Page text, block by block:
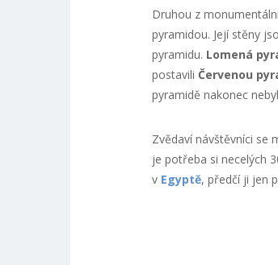
Druhou z
pyramidou. Její stěny
pyramidu. Lomená
postavili Červenou
pyramidě nakonec
Zvědaví návštěvníci se
je potřeba si necelých
v Egyptě, předčí ji jen